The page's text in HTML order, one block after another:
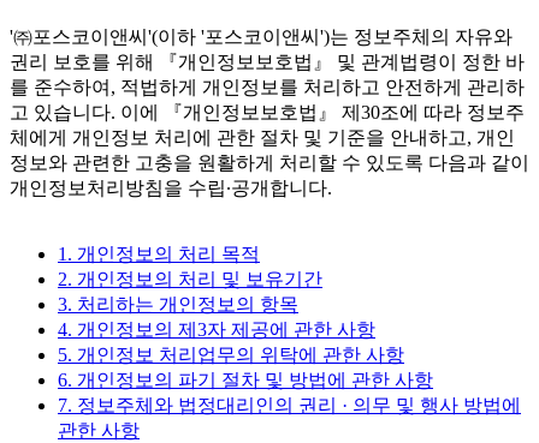
'㈜포스코이앤씨'(이하 '포스코이앤씨')는 정보주체의 자유와
권리 보호를 위해 『개인정보보호법』 및 관계법령이 정한 바
를 준수하여, 적법하게 개인정보를 처리하고 안전하게 관리하
고 있습니다. 이에 『개인정보보호법』 제30조에 따라 정보주
체에게 개인정보 처리에 관한 절차 및 기준을 안내하고, 개인
정보와 관련한 고충을 원활하게 처리할 수 있도록 다음과 같이
개인정보처리방침을 수립∙공개합니다.
1. 개인정보의 처리 목적
2. 개인정보의 처리 및 보유기간
3. 처리하는 개인정보의 항목
4. 개인정보의 제3자 제공에 관한 사항
5. 개인정보 처리업무의 위탁에 관한 사항
6. 개인정보의 파기 절차 및 방법에 관한 사항
7. 정보주체와 법정대리인의 권리 · 의무 및 행사 방법에
관한 사항